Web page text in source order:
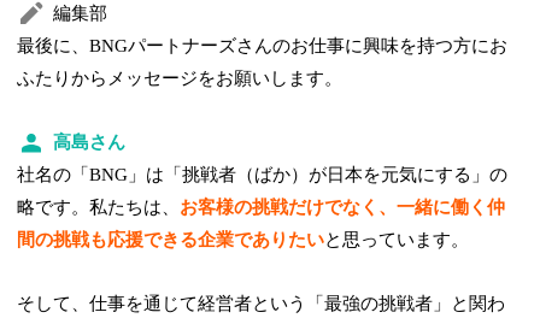
編集部
最後に、BNGパートナーズさんのお仕事に興味を持つ方にお
ふたりからメッセージをお願いします。
高島さん
社名の「BNG」は「挑戦者（ばか）が日本を元気にする」の
略です。私たちは、 お客様の挑戦だけでなく、一緒に働く仲
間の挑戦も応援できる企業でありたいと思っています。
そして、仕事を通じて経営者という「最強の挑戦者」と関わ